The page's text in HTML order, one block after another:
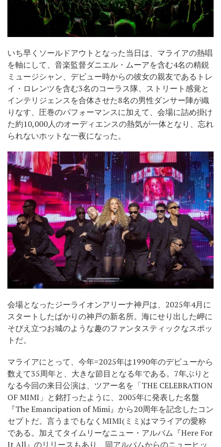
いち早くソールドアウトとなった当日は、マライアの熱唱
を軸にして、音楽監督ダニエル・ムーアを含む4名の精鋭
ミュージシャン、デビュー時からの彼女の親友であるトレ
イ・ロレンツを含む3名のコーラス隊、ストリート感覚と
インテリジェンスを合体させた8名の男性ダンサー陣が織
りなす、圧巻のパフォーマンスに加えて、会場に詰め掛け
た約10,000人のオーディエンスの熱気が一体となり、忘れ
られないホットな一夜になった。
会場となったジーライオンアリーナ神戸は、2025年4月に
スタートしたばかりの神戸の新名所。海にせり出した岬に
そびえ立つお城のような趣のファンタスティックなスポッ
トだ。
マライアにとって、今年=2025年は1990年のデビューから
数えて35周年と、大きな節目となる年である。7年ぶりと
なる今回の来日公演は、ツアー名を「THE CELEBRATION
OF MIMI」と銘打ったように、2005年に発表した名盤
『The Emancipation of Mimi』から20周年を記念したコン
セプトだ。言うまでもなくMIMI(ミミ)はマライアの愛称
である。加えてタイムリーなニュー・アルバム『Here For
It All』のリリースもあり、同アルバムからのニューヒッ